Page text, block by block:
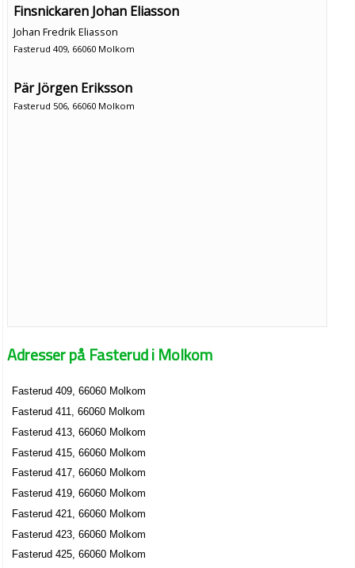
Finsnickaren Johan Eliasson
Johan Fredrik Eliasson
Fasterud 409, 66060 Molkom
Pär Jörgen Eriksson
Fasterud 506, 66060 Molkom
Adresser på Fasterud i Molkom
Fasterud 409, 66060 Molkom
Fasterud 411, 66060 Molkom
Fasterud 413, 66060 Molkom
Fasterud 415, 66060 Molkom
Fasterud 417, 66060 Molkom
Fasterud 419, 66060 Molkom
Fasterud 421, 66060 Molkom
Fasterud 423, 66060 Molkom
Fasterud 425, 66060 Molkom